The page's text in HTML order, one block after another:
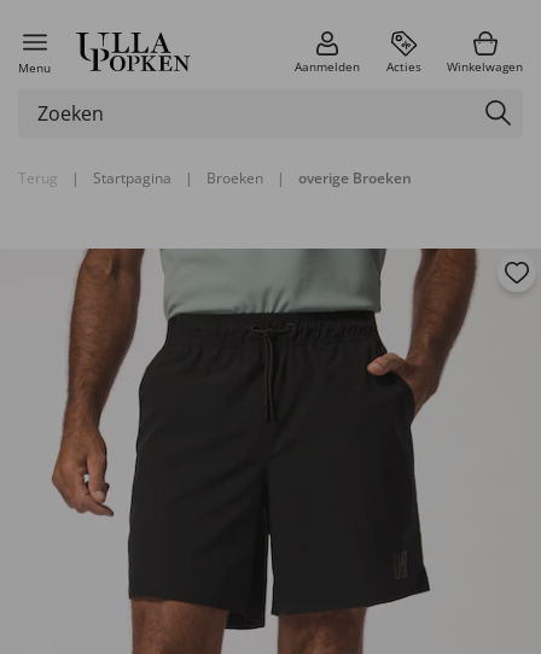
Menu Aanmelden Acties Winkelwagen
Terug | Startpagina | Broeken | overige Broeken